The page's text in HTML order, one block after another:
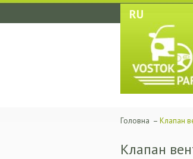
RU
Головна – Клапан
Клапан